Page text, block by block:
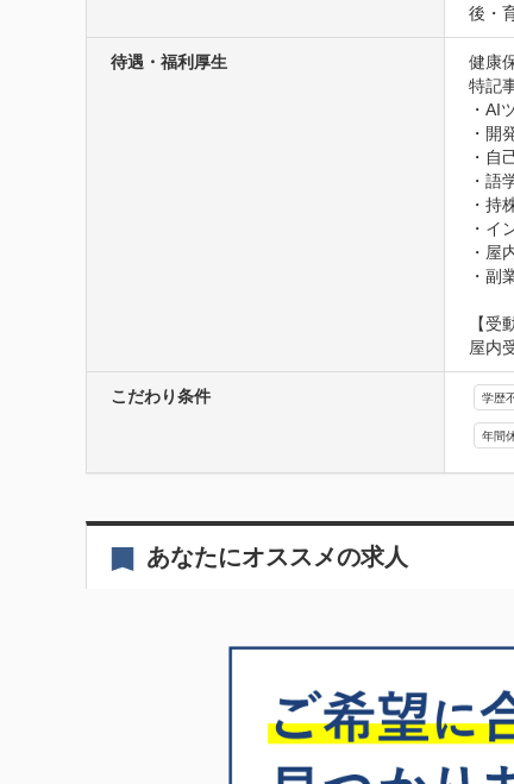
後・
待遇・福利厚生
健康
特記
・AI
・開
・自
・語
・持
・イ
・屋
・副
【受
屋内
こだわり条件 学歴
年間
あなたにオススメの求人